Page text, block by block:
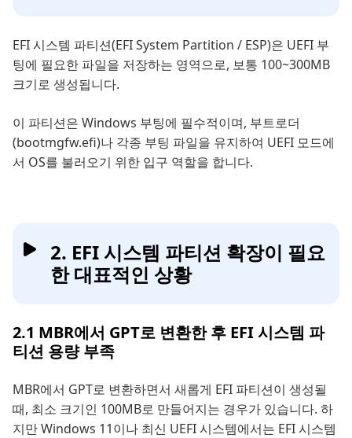
EFI 시스템 파티션(EFI System Partition / ESP)은 UEFI 부
팅에 필요한 파일을 저장하는 영역으로, 보통 100~300MB
크기로 생성됩니다.
이 파티션은 Windows 부팅에 필수적이며, 부트로더
(bootmgfw.efi)나 각종 부팅 파일을 유지하여 UEFI 모드에
서 OS를 불러오기 위한 입구 역할을 합니다.
2. EFI 시스템 파티션 확장이 필요
한 대표적인 상황
2.1 MBR에서 GPT로 변환한 후 EFI 시스템 파
티션 용량 부족
MBR에서 GPT로 변환하면서 새롭게 EFI 파티션이 생성될
때, 최소 크기인 100MB로 만들어지는 경우가 있습니다. 하
지만 Windows 11이나 최신 UEFI 시스템에서는 EFI 시스템